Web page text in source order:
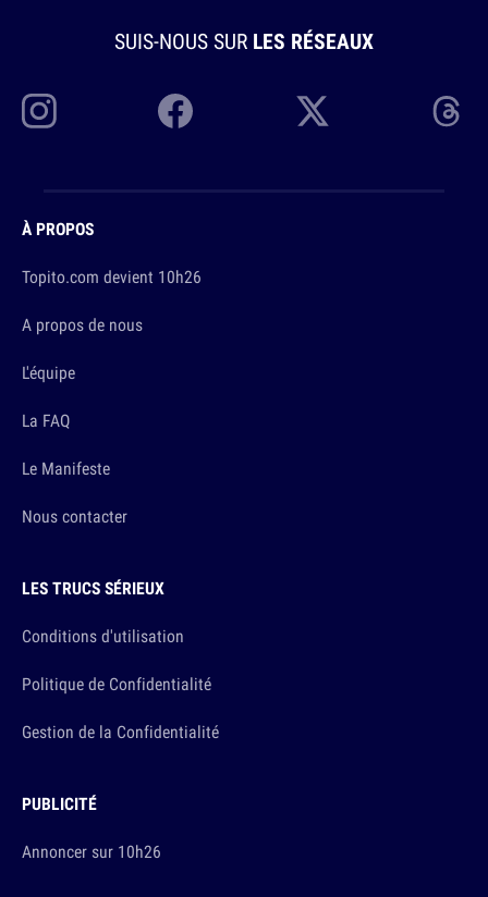
SUIS-NOUS SUR LES RÉSEAUX
À PROPOS
Topito.com devient 10h26
A propos de nous
L'équipe
La FAQ
Le Manifeste
Nous contacter
LES TRUCS SÉRIEUX
Conditions d'utilisation
Politique de Confidentialité
Gestion de la Confidentialité
PUBLICITÉ
Annoncer sur 10h26